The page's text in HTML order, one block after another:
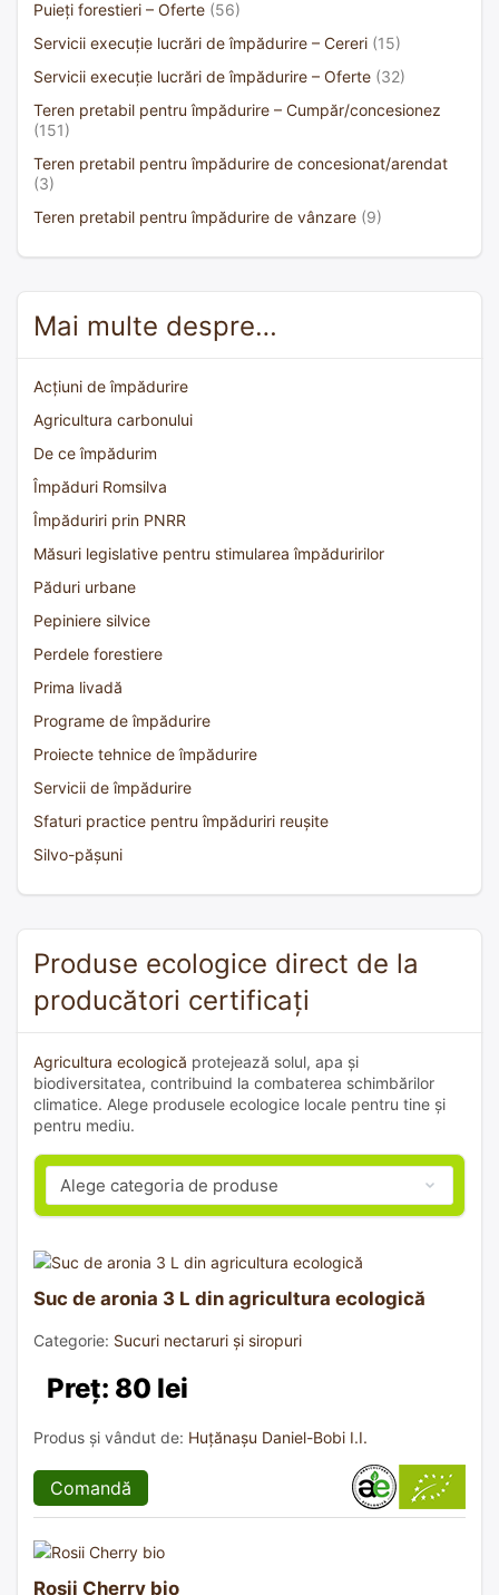
Puieți forestieri – Oferte (56)
Servicii execuție lucrări de împădurire – Cereri (15)
Servicii execuție lucrări de împădurire – Oferte (32)
Teren pretabil pentru împădurire – Cumpăr/concesionez
(151)
Teren pretabil pentru împădurire de concesionat/arendat
(3)
Teren pretabil pentru împădurire de vânzare (9)
Mai multe despre…
Acțiuni de împădurire
Agricultura carbonului
De ce împădurim
Împăduri Romsilva
Împăduriri prin PNRR
Măsuri legislative pentru stimularea împăduririlor
Păduri urbane
Pepiniere silvice
Perdele forestiere
Prima livadă
Programe de împădurire
Proiecte tehnice de împădurire
Servicii de împădurire
Sfaturi practice pentru împăduriri reușite
Silvo-pășuni
Produse ecologice direct de la
producători certificați
Agricultura ecologică protejează solul, apa și
biodiversitatea, contribuind la combaterea schimbărilor
climatice. Alege produsele ecologice locale pentru tine și
pentru mediu.
Suc de aronia 3 L din agricultura ecologică
Categorie: Sucuri nectaruri și siropuri
Preț: 80 lei
Produs și vândut de: Huțănașu Daniel-Bobi I.I.
Comandă
Rosii Cherry bio